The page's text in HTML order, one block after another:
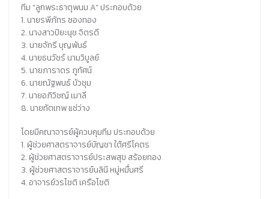
ทีม “ลูกพระธาตุพนม A” ประกอบด้วย
1. นายรพีภัทร ซองทอง
2. นางสาวปิยะนุช จิตรดี
3. นายจักรี บุญพันธ์
4. นายธนวัชร์ นามวิบูลย์
5. นายภาราดร ภูทัศน์
6. นายณัฐพนธ์ บัวชุม
7. นายอภิวิชญ์ เมาลี
8. นายทัตเทพ แช่ว่าง
โดยมีคณาจารย์ผู้ควบคุมทีม ประกอบด้วย
1. ผู้ช่วยศาสตราจารย์บัญชา ใต้ศรีโคตร
2. ผู้ช่วยศาสตราจารย์ประสพสุข สร้อยทอง
3. ผู้ช่วยศาสตราจารย์นลินี หมู่หมื่นศรี
4. อาจารย์วรโชติ เครือโชติ